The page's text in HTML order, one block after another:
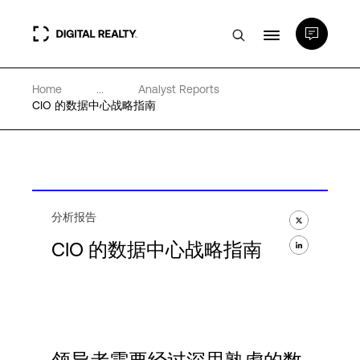
数据中心
专业知识和资源
Home ...
Analyst Reports
CIO 的数据中心战略指南
分析报告
CIO 的数据中心战略指南